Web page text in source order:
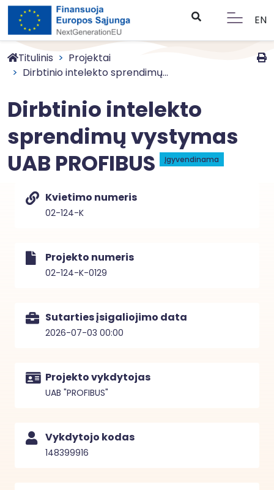
EN
Titulinis
Projektai
Dirbtinio intelekto sprendimų...
Dirbtinio intelekto
sprendimų vystymas
UAB PROFIBUS
Įgyvendinama
Kvietimo numeris
02-124-K
Projekto numeris
02-124-K-0129
Sutarties įsigaliojimo data
2026-07-03 00:00
Projekto vykdytojas
UAB "PROFIBUS"
Vykdytojo kodas
148399916